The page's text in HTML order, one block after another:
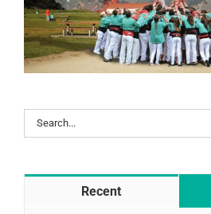
Search
for:
Recent